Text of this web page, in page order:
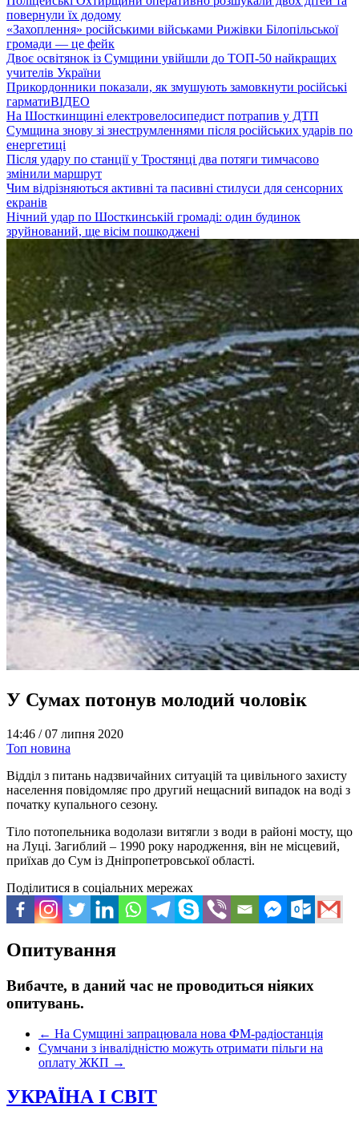
повернули їх додому
«Захоплення» російськими військами Рижівки Білопільської
громади — це фейк
Двоє освітянок із Сумщини увійшли до ТОП-50 найкращих
учителів України
Прикордонники показали, як змушують замовкнути російські
гарматиВІДЕО
На Шосткинщині електровелосипедист потрапив у ДТП
Сумщина знову зі знеструмленнями після російських ударів по
енергетиці
Після удару по станції у Тростянці два потяги тимчасово
змінили маршрут
Чим відрізняються активні та пасивні стилуси для сенсорних
екранів
Нічний удар по Шосткинській громаді: один будинок
зруйнований, ще вісім пошкоджені
У Сумах потонув молодий чоловік
14:46 /07 липня 2020
Топ новина
Відділ з питань надзвичайних ситуацій та цивільного захисту
населення повідомляє про другий нещасний випадок на воді з
початку купального сезону.
Тіло потопельника водолази витягли з води в районі мосту, що
на Луці. Загиблий – 1990 року народження, він не місцевий,
приїхав до Сум із Дніпропетровської області.
Поділитися в соціальних мережах
Опитування
Вибачте, в даний час не проводиться ніяких
опитувань.
← На Сумщині запрацювала нова ФМ-радіостанція
Сумчани з інвалідністю можуть отримати пільги на
оплату ЖКП →
УКРАЇНА І СВІТ